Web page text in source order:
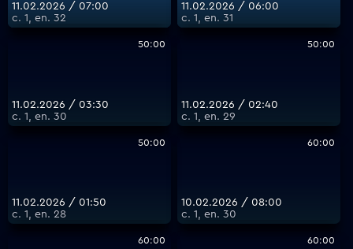
11.02.2026 / 07:00
с. 1, еп. 32
11.02.2026 / 06:00
с. 1, еп. 31
50:00
11.02.2026 / 03:30
с. 1, еп. 30
50:00
11.02.2026 / 02:40
с. 1, еп. 29
50:00
11.02.2026 / 01:50
с. 1, еп. 28
60:00
10.02.2026 / 08:00
с. 1, еп. 30
60:00 60:00